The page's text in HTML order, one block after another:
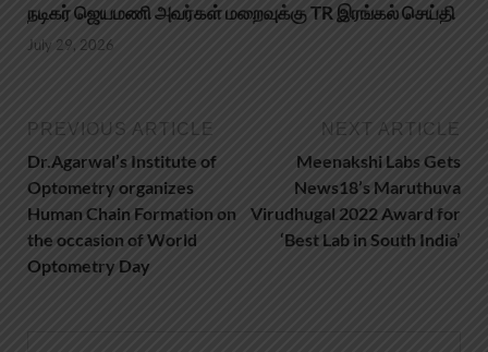
நடிகர் ஜெயமணி அவர்கள் மறைவுக்கு TR இரங்கல் செய்தி
July 29, 2026
PREVIOUS ARTICLE
Dr.Agarwal’s Institute of
Optometry organizes
Human Chain Formation on
the occasion of World
Optometry Day
NEXT ARTICLE
Meenakshi Labs Gets
News18’s Maruthuva
Virudhugal 2022 Award for
‘Best Lab in South India’